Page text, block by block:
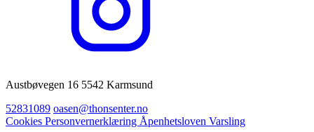
Austbøvegen 16 5542 Karmsund
52831089 oasen@thonsenter.no
Cookies Personvernerklæring Åpenhetsloven Varsling